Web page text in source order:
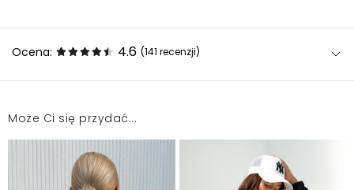
Ocena: 4.6 (141 recenzji)
Bluza bardzo dobrej jakości i starannie uszyta
Może Ci się przydać...